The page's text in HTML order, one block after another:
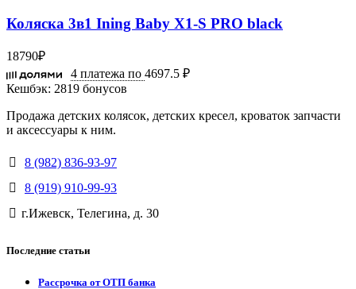
Коляска 3в1 Ining Baby X1-S PRO black
18790₽
4 платежа по 4697.5 ₽
Кешбэк: 2819 бонусов
Продажа детских колясок, детских кресел, кроваток запчасти
и аксессуары к ним.
8 (982) 836-93-97
8 (919) 910-99-93
г.Ижевск, Телегина, д. 30
Последние статьи
Рассрочка от ОТП банка